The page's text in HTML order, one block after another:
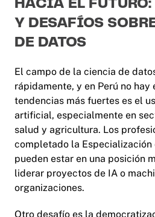
HACIA EL
Y DESAFÍOS
DE DATOS
El campo de la ciencia de
rápidamente, y en Perú no hay
tendencias más fuertes es el
artificial, especialmente en
salud y agricultura. Los
completado la Especialización
pueden estar en una posición
liderar proyectos de IA o
organizaciones.
Otro desafío es la